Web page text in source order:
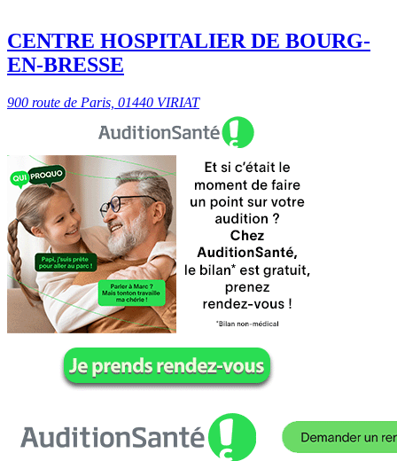
CENTRE HOSPITALIER DE BOURG-
EN-BRESSE
900 route de Paris, 01440 VIRIAT